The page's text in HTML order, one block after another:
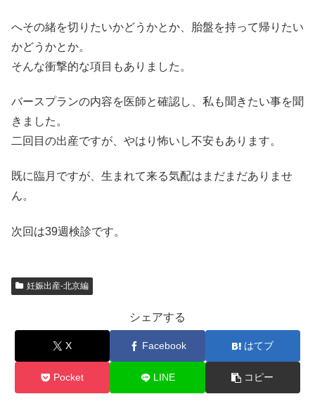
へその緒を切りたいかどうかとか、胎盤を持って帰りたい
かどうかとか。
そんな衝撃的な項目もありました。
バースプランの内容を医師と確認し、私も聞きたい事を聞
きました。
二回目の出産ですが、やはり怖いし不安もあります。
既に臨月ですが、生まれて来る気配はまだまだありませ
ん。
次回は39週検診です。
妊娠出産-北京編
シェアする
X Facebook はてブ
Pocket LINE コピー